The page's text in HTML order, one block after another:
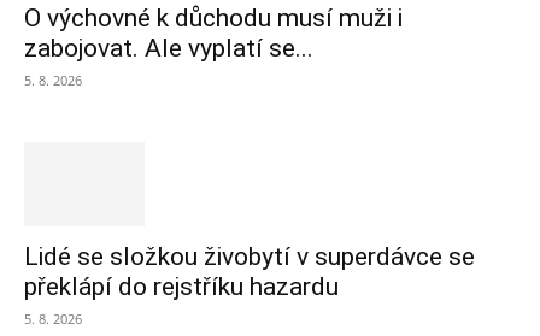
O výchovné k důchodu musí muži i
zabojovat. Ale vyplatí se...
5. 8. 2026
Lidé se složkou živobytí v superdávce se
překlápí do rejstříku hazardu
5. 8. 2026